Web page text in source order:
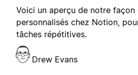
Voici un aperçu de notre façon
personnalisés chez Notion,
tâches répétitives.
Drew Evans